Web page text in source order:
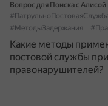
Вопрос для Поиска с Алисой
#ПатрульноПостоваяСлужба
#МетодыЗадержания
Какие методы
постовой службы
правонарушителей?